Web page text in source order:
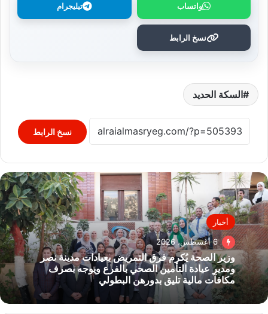
واتساب تيليجرام
نسخ الرابط
السكة الحديد
نسخ الرابط
أخبار
6 أغسطس، 2026
وزير الصحة يُكرم فرق التمريض بعيادات مدينة نصر
ومدير عيادة التأمين الصحي بالفرع ويوجه بصرف
مكافآت مالية تليق بدورهن البطولي